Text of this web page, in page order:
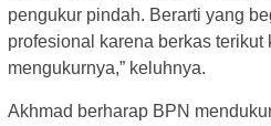
pengukur pindah. Berarti yang
profesional karena berkas terikut
mengukurnya,” keluhnya.
Akhmad berharap BPN